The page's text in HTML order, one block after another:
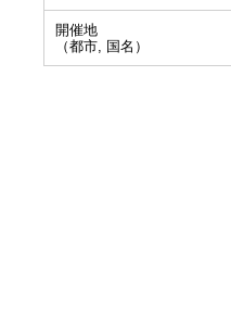
開催地
（都市, 国名）